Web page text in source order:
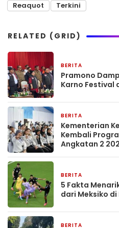
Reaquot
Terkini
RELATED (GRID)
BERITA
Pramono
Karno Festival
BERITA
Kementerian
Kembali
Angkatan 2
BERITA
5 Fakta
dari Meksiko di
BERITA